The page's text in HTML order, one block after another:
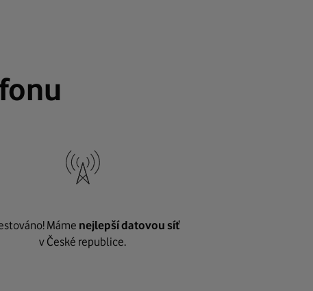
Máme nejlepší datovou síť
v České republice.